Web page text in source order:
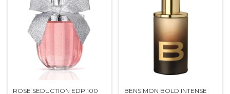
ROSE SEDUCTION EDP 100
BENSIMON BOLD INTENSE